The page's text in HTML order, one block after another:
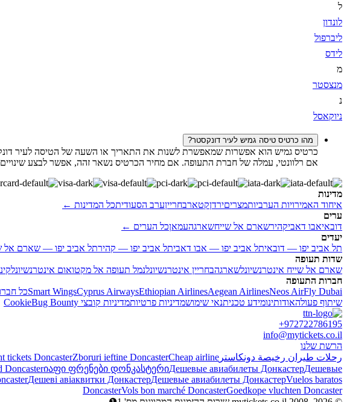
ל
לונדון
ליברפול
לידס
מ
מנצסטר
נ
ניוקאסל
מהו כרטיס טיסה גמיש לעיר דונקסטר?
כרטיס גמיש הוא אפשרות שמאפשרת לשנות את התאריך או השעה של הטיסה לעיר
אם רלוונטי, עמלה של חברת התעופה. אם מחיר הכרטיס נשאר זהה, אפשר לבצע
מדינות
איחוד האמירויות הערביותמצריםירדןקטארבחרייןערב הסעודיתכל המדינות ←
ערים
דובאיאבו דאביקהירשארם אל שייחשארגהעמאןכל הערים ←
יעדים
תל אביב יפו — דובאיתל אביב יפו — אבו דאביתל אביב יפו — קהירתל אביב יפו — שארם אל
שדות תעופה
שארם אל שייח אינטרנשיונלשארגהבחריין אינטרנשיונלנמל תעופה אל מקטואום אינטרנשיונל
חברות התעופה
Smart WingsCyprus AirwaysEthiopian AirlinesAegean AirlinesNeos AirFly Dubai
כל
שיתוף פעולהאודותינומידע טכניתנאי שימושמדיניות פרטיותמדיניות קובצי Cookie Bug Bounty
+972722786195
info@mytickets.co.il
הרשת שלנו
رحلات طيران رخيصة دونكاستر
tickets DoncasterZboruri ieftine DoncasterCheap airline
Doncasterიაფი ფრენები დონკასტერიДешевые авиабилеты ДонкастерДешевые
Дешеві авіаквитки ДонкастерДешевые авиабилеты ДонкастерVuelos baratos
DoncasterVols bon marché DoncasterGoedkope vluchten Doncaster